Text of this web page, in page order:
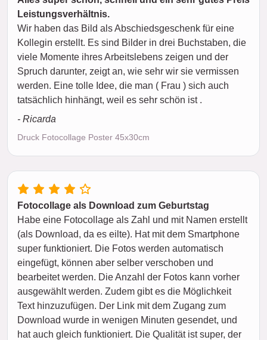
Leistungsverhältnis.
Wir haben das Bild als Abschiedsgeschenk für eine
Kollegin erstellt. Es sind Bilder in drei Buchstaben, die
viele Momente ihres Arbeitslebens zeigen und der
Spruch darunter, zeigt an, wie sehr wir sie vermissen
werden. Eine tolle Idee, die man ( Frau ) sich auch
tatsächlich hinhängt, weil es sehr schön ist .
- Ricarda
Druck Fotocollage Poster 45x30cm
Fotocollage als Download zum Geburtstag
Habe eine Fotocollage als Zahl und mit Namen erstellt
(als Download, da es eilte). Hat mit dem Smartphone
super funktioniert. Die Fotos werden automatisch
eingefügt, können aber selber verschoben und
bearbeitet werden. Die Anzahl der Fotos kann vorher
ausgewählt werden. Zudem gibt es die Möglichkeit
Text hinzuzufügen. Der Link mit dem Zugang zum
Download wurde in wenigen Minuten gesendet, und
hat auch gleich funktioniert. Die Qualität ist super, der